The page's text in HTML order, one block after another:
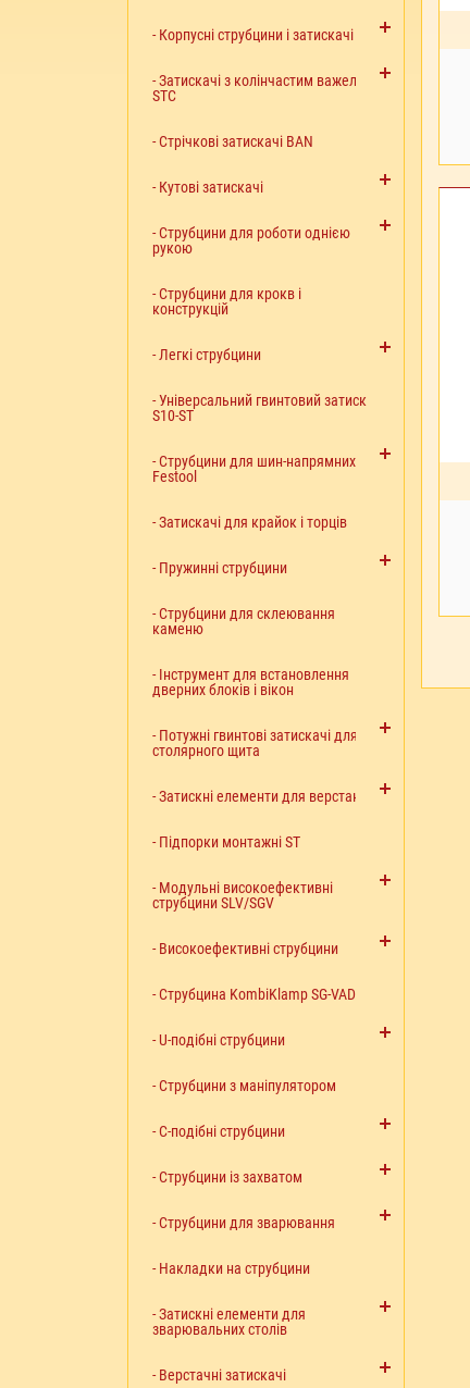
- Корпусні струбцини і затискачі
- Затискачі з колінчастим важелем
STC
- Стрічкові затискачі BAN
- Кутові затискачі
- Струбцини для роботи однією
рукою
- Струбцини для крокв і
конструкцій
- Легкі струбцини
- Універсальний гвинтовий затиск
S10-ST
- Струбцини для шин-напрямних
Festool
- Затискачі для крайок і торців
- Пружинні струбцини
- Струбцини для склеювання
каменю
- Інструмент для встановлення
дверних блоків і вікон
- Потужні гвинтові затискачі для
столярного щита
- Затискні елементи для верстаків
- Підпорки монтажні ST
- Модульні високоефективні
струбцини SLV/SGV
- Високоефективні струбцини
- Струбцина KombiKlamp SG-VAD
- U-подібні струбцини
- Струбцини з маніпулятором
- C-подібні струбцини
- Струбцини із захватом
- Струбцини для зварювання
- Накладки на струбцини
- Затискні елементи для
зварювальних столів
- Верстачні затискачі